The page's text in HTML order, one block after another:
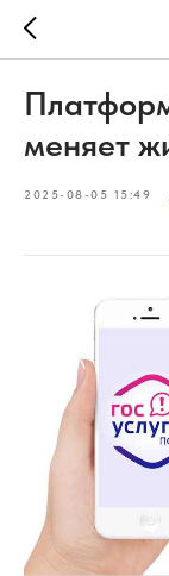
меняет
2025-08-05 15:49